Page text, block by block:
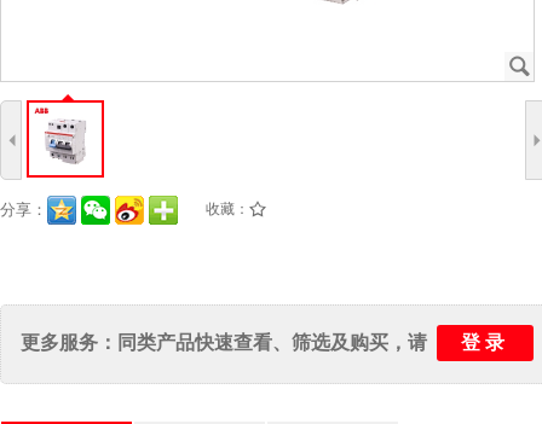
J
4
分享： 收藏： /
更多服务：同类产品快速查看、筛选及购买，请 登录